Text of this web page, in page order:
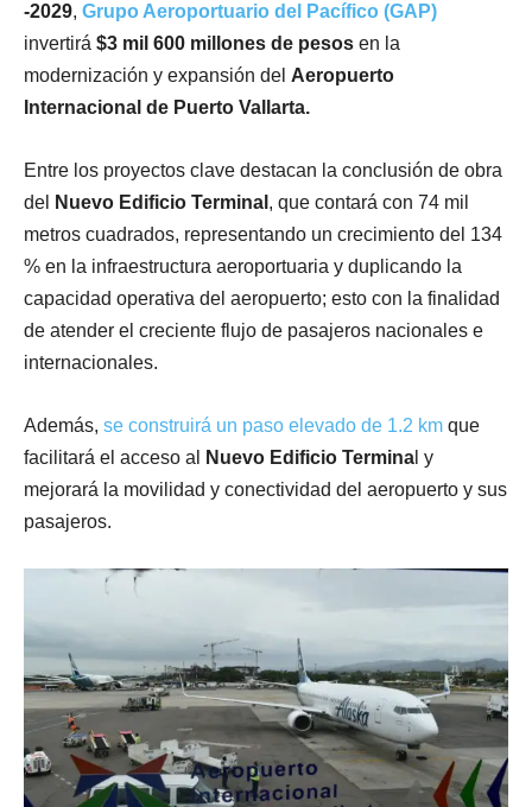
-2029, Grupo Aeroportuario del Pacífico (GAP)
invertirá $3 mil 600 millones de pesos en la
modernización y expansión del Aeropuerto
Internacional de Puerto Vallarta.
Entre los proyectos clave destacan la conclusión de obra
del
Nuevo Edificio Terminal , que contará con 74 mil
metros cuadrados, representando un crecimiento del 134
% en la infraestructura aeroportuaria y duplicando la
capacidad operativa del aeropuerto; esto con la finalidad
de atender el creciente flujo de pasajeros nacionales e
internacionales.
Además, se construirá un paso elevado de 1.2 km que
facilitará el acceso al
Nuevo Edificio Termina l y
mejorará la movilidad y conectividad del aeropuerto y sus
pasajeros.